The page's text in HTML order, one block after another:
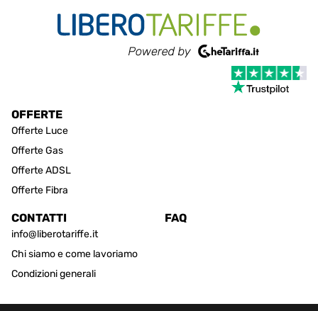
OFFERTE
Offerte Luce
Offerte Gas
Offerte ADSL
Offerte Fibra
CONTATTI
info@liberotariffe.it
Chi siamo e come lavoriamo
Condizioni generali
FAQ